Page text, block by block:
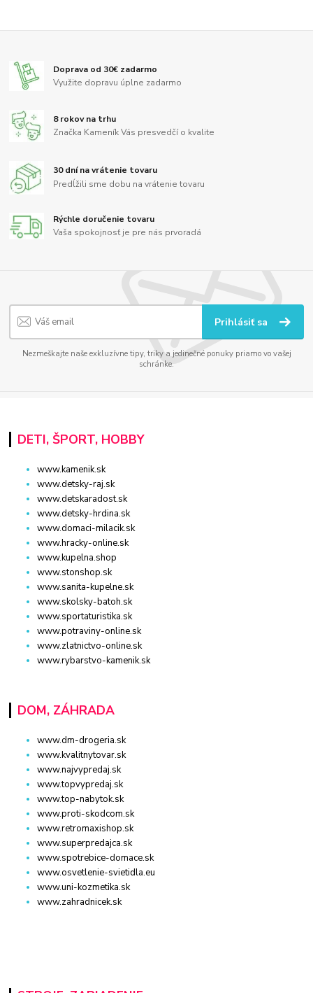
Doprava od 30€ zadarmo
Využite dopravu úplne zadarmo
8 rokov na trhu
Značka Kameník Vás presvedčí o kvalite
30 dní na vrátenie tovaru
Predĺžili sme dobu na vrátenie tovaru
Rýchle doručenie tovaru
Vaša spokojnosť je pre nás prvoradá
Prihlásiť sa
Nezmeškajte naše exkluzívne tipy, triky a jedinečné ponuky priamo vo vašej
schránke.
DETI, ŠPORT, HOBBY
www.kamenik.sk
www.detsky-raj.sk
www.detskaradost.sk
www.detsky-hrdina.sk
www.domaci-milacik.sk
www.hracky-online.sk
www.kupelna.shop
www.stonshop.sk
www.sanita-kupelne.sk
www.skolsky-batoh.sk
www.sportaturistika.sk
www.potraviny-online.sk
www.zlatnictvo-online.sk
www.rybarstvo-kamenik.sk
DOM, ZÁHRADA
www.dm-drogeria.sk
www.kvalitnytovar.sk
www.najvypredaj.sk
www.topvypredaj.sk
www.top-nabytok.sk
www.proti-skodcom.sk
www.retromaxishop.sk
www.superpredajca.sk
www.spotrebice-domace.sk
www.osvetlenie-svietidla.eu
www.uni-kozmetika.sk
www.zahradnicek.sk